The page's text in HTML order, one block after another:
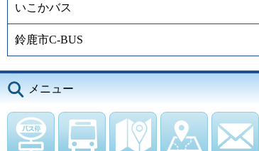
いこかバス
鈴鹿市C-BUS
メニュー